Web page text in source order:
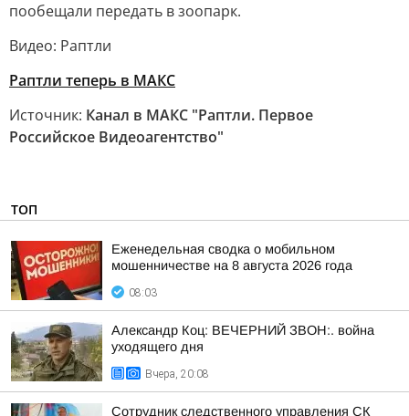
пообещали передать в зоопарк.
Видео: Раптли
Раптли теперь в МАКС
Источник: Канал в МАКС "Раптли. Первое
Российское Видеоагентство"
ТОП
Еженедельная сводка о мобильном
мошенничестве на 8 августа 2026 года
08:03
Александр Коц: ВЕЧЕРНИЙ ЗВОН:. война
уходящего дня
Вчера, 20:08
Сотрудник следственного управления СК